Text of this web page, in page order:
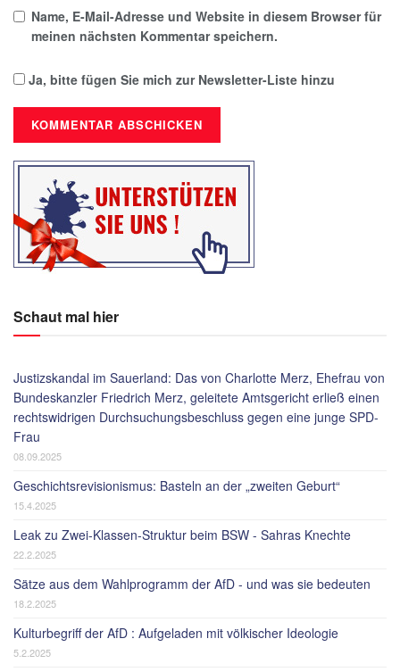
Name, E-Mail-Adresse und Website in diesem Browser für
meinen nächsten Kommentar speichern.
Ja, bitte fügen Sie mich zur Newsletter-Liste hinzu
Schaut mal hier
Justizskandal im Sauerland: Das von Charlotte Merz, Ehefrau von
Bundeskanzler Friedrich Merz, geleitete Amtsgericht erließ einen
rechtswidrigen Durchsuchungsbeschluss gegen eine junge SPD-
Frau
08.09.2025
Geschichtsrevisionismus: Basteln an der „zweiten Geburt“
15.4.2025
Leak zu Zwei-Klassen-Struktur beim BSW - Sahras Knechte
22.2.2025
Sätze aus dem Wahlprogramm der AfD - und was sie bedeuten
18.2.2025
Kulturbegriff der AfD : Aufgeladen mit völkischer Ideologie
5.2.2025